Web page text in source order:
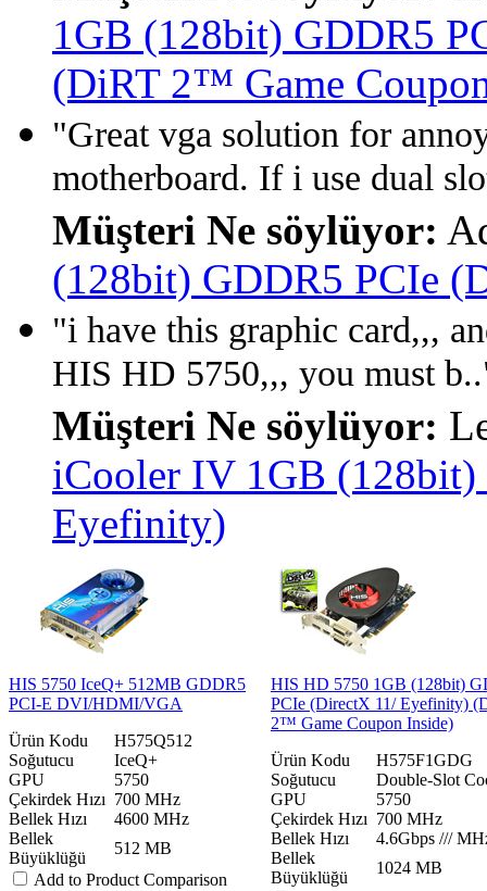
1GB (128bit) GDDR5
(DiRT 2™ Game
"Great vga solution for
motherboard. If i use dual
Müşteri Ne söylüyor:
(128bit) GDDR5 PCIe
"i have this graphic card,,,
HIS HD 5750,,, you must
Müşteri Ne söylüyor:
iCooler IV 1GB
Eyefinity)
HIS 5750 IceQ+ 512MB GDDR5
PCI-E DVI/HDMI/VGA
Ürün Kodu
H575Q512
Soğutucu
IceQ+
GPU
5750
Çekirdek Hızı 700 MHz
Bellek Hızı
4600 MHz
Bellek
Büyüklüğü
512 MB
Add to Product Comparison
HIS HD 5750 1GB (128bit)
PCIe (DirectX 11/ Eyefinity)
2™ Game Coupon Inside)
Ürün Kodu
H575F1GDG
Soğutucu
Double-Slot
GPU
5750
Çekirdek Hızı 700 MHz
Bellek Hızı
4.6Gbps ///
Bellek
Büyüklüğü
1024 MB